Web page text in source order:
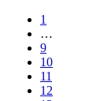
1
…
9
10
11
12